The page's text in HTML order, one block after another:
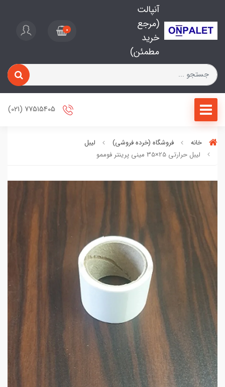
آنپالت
(مرجع
خرید
مطمئن)
0
خانه فروشگاه (خرده فروشی)
لیبل
لیبل حرارتی 25×35 مینی پرینتر فوممو